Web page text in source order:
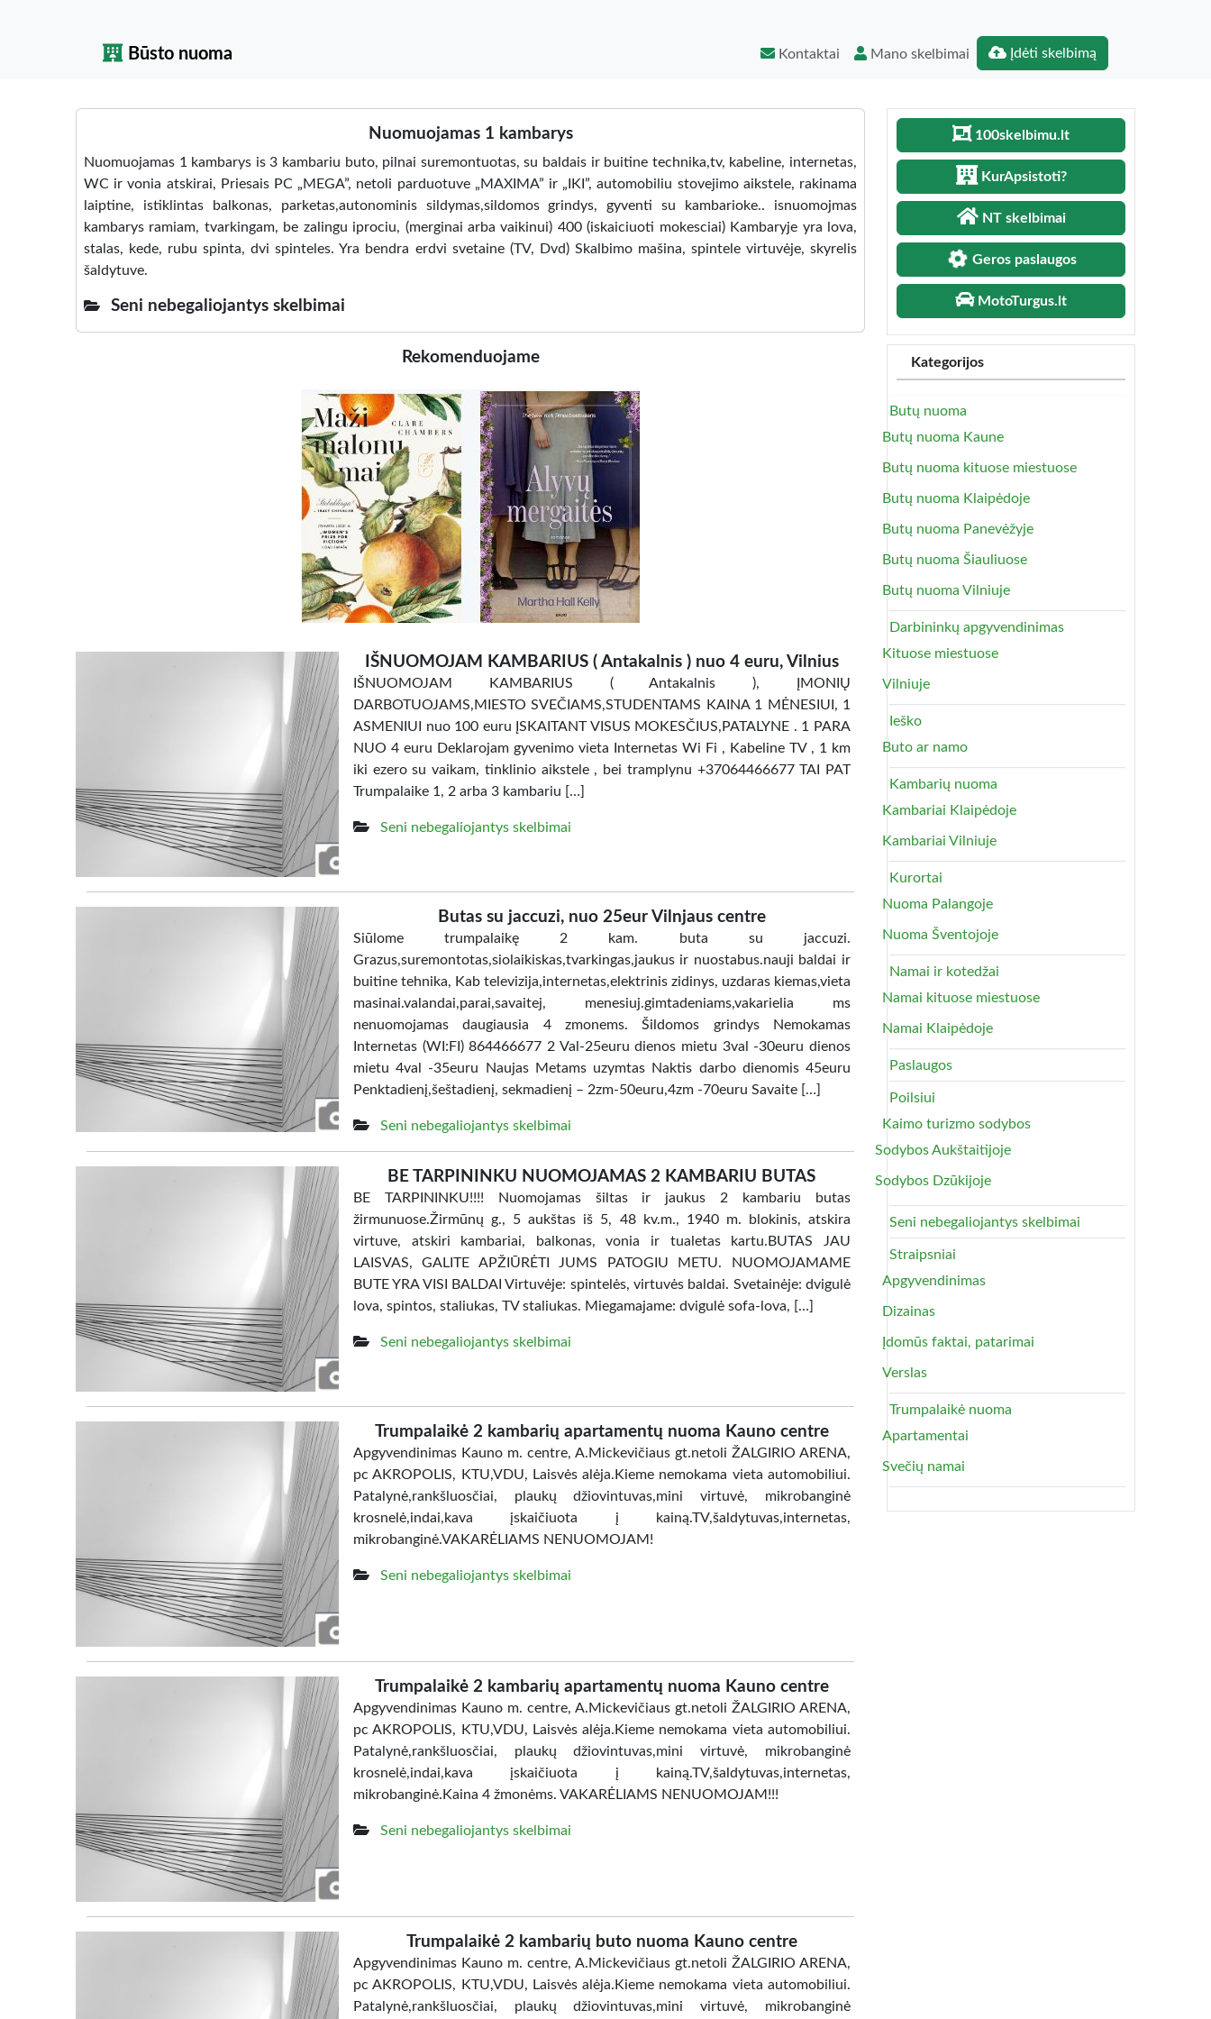
Būsto nuoma Kontaktai Mano skelbimai Įdėti skelbimą
Nuomuojamas 1 kambarys
Nuomuojamas 1 kambarys is 3 kambariu buto, pilnai suremontuotas, su baldais ir buitine technika,tv, kabeline, internetas,
WC ir vonia atskirai, Priesais PC „MEGA”, netoli parduotuve „MAXIMA” ir „IKI”, automobiliu stovejimo aikstele, rakinama
laiptine, istiklintas balkonas, parketas,autonominis sildymas,sildomos grindys, gyventi su kambarioke.. isnuomojmas
kambarys ramiam, tvarkingam, be zalingu iprociu, (merginai arba vaikinui) 400 (iskaiciuoti mokesciai) Kambaryje yra lova,
stalas, kede, rubu spinta, dvi spinteles. Yra bendra erdvi svetaine (TV, Dvd) Skalbimo mašina, spintele virtuvėje, skyrelis
šaldytuve.
Seni nebegaliojantys skelbimai
Rekomenduojame
IŠNUOMOJAM KAMBARIUS ( Antakalnis ) nuo 4 euru, Vilnius
IŠNUOMOJAM KAMBARIUS ( Antakalnis ), ĮMONIŲ
DARBOTUOJAMS,MIESTO SVEČIAMS,STUDENTAMS KAINA 1 MĖNESIUI, 1
ASMENIUI nuo 100 euru ĮSKAITANT VISUS MOKESČIUS,PATALYNE . 1 PARA
NUO 4 euru Deklarojam gyvenimo vieta Internetas Wi Fi , Kabeline TV , 1 km
iki ezero su vaikam, tinklinio aikstele , bei tramplynu +37064466677 TAI PAT
Trumpalaike 1, 2 arba 3 kambariu […]
Seni nebegaliojantys skelbimai
Butas su jaccuzi, nuo 25eur Vilnjaus centre
Siūlome trumpalaikę 2 kam. buta su jaccuzi.
Grazus,suremontotas,siolaikiskas,tvarkingas,jaukus ir nuostabus.nauji baldai ir
buitine tehnika, Kab televizija,internetas,elektrinis zidinys, uzdaras kiemas,vieta
masinai.valandai,parai,savaitej, menesiuj.gimtadeniams,vakarielia ms
nenuomojamas daugiausia 4 zmonems. Šildomos grindys Nemokamas
Internetas (WI:FI) 864466677 2 Val-25euru dienos mietu 3val -30euru dienos
mietu 4val -35euru Naujas Metams uzymtas Naktis darbo dienomis 45euru
Penktadienį,šeštadienį, sekmadienį – 2zm-50euru,4zm -70euru Savaite […]
Seni nebegaliojantys skelbimai
BE TARPININKU NUOMOJAMAS 2 KAMBARIU BUTAS
BE TARPININKU!!!! Nuomojamas šiltas ir jaukus 2 kambariu butas
žirmunuose.Žirmūnų g., 5 aukštas iš 5, 48 kv.m., 1940 m. blokinis, atskira
virtuve, atskiri kambariai, balkonas, vonia ir tualetas kartu.BUTAS JAU
LAISVAS, GALITE APŽIŪRĖTI JUMS PATOGIU METU. NUOMOJAMAME
BUTE YRA VISI BALDAI Virtuvėje: spintelės, virtuvės baldai. Svetainėje: dvigulė
lova, spintos, staliukas, TV staliukas. Miegamajame: dvigulė sofa-lova, […]
Seni nebegaliojantys skelbimai
Trumpalaikė 2 kambarių apartamentų nuoma Kauno centre
Apgyvendinimas Kauno m. centre, A.Mickevičiaus gt.netoli ŽALGIRIO ARENA,
pc AKROPOLIS, KTU,VDU, Laisvės alėja.Kieme nemokama vieta automobiliui.
Patalynė,rankšluosčiai, plaukų džiovintuvas,mini virtuvė, mikrobanginė
krosnelė,indai,kava įskaičiuota į kainą.TV,šaldytuvas,internetas,
mikrobanginė.VAKARĖLIAMS NENUOMOJAM!
Seni nebegaliojantys skelbimai
Trumpalaikė 2 kambarių apartamentų nuoma Kauno centre
Apgyvendinimas Kauno m. centre, A.Mickevičiaus gt.netoli ŽALGIRIO ARENA,
pc AKROPOLIS, KTU,VDU, Laisvės alėja.Kieme nemokama vieta automobiliui.
Patalynė,rankšluosčiai, plaukų džiovintuvas,mini virtuvė, mikrobanginė
krosnelė,indai,kava įskaičiuota į kainą.TV,šaldytuvas,internetas,
mikrobanginė.Kaina 4 žmonėms. VAKARĖLIAMS NENUOMOJAM!!!
Seni nebegaliojantys skelbimai
Trumpalaikė 2 kambarių buto nuoma Kauno centre
Apgyvendinimas Kauno m. centre, A.Mickevičiaus gt.netoli ŽALGIRIO ARENA,
pc AKROPOLIS, KTU,VDU, Laisvės alėja.Kieme nemokama vieta automobiliui.
Patalynė,rankšluosčiai, plaukų džiovintuvas,mini virtuvė, mikrobanginė
100skelbimu.lt
KurApsistoti?
NT skelbimai
Geros paslaugos
MotoTurgus.lt
Kategorijos
Butų nuoma
Butų nuoma Kaune
Butų nuoma kituose miestuose
Butų nuoma Klaipėdoje
Butų nuoma Panevėžyje
Butų nuoma Šiauliuose
Butų nuoma Vilniuje
Darbininkų apgyvendinimas
Kituose miestuose
Vilniuje
Ieško
Buto ar namo
Kambarių nuoma
Kambariai Klaipėdoje
Kambariai Vilniuje
Kurortai
Nuoma Palangoje
Nuoma Šventojoje
Namai ir kotedžai
Namai kituose miestuose
Namai Klaipėdoje
Paslaugos
Poilsiui
Kaimo turizmo sodybos
Sodybos Aukštaitijoje
Sodybos Dzūkijoje
Seni nebegaliojantys skelbimai
Straipsniai
Apgyvendinimas
Dizainas
Įdomūs faktai, patarimai
Verslas
Trumpalaikė nuoma
Apartamentai
Svečių namai